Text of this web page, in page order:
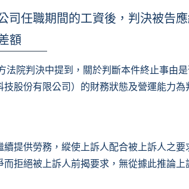
司任職期間的工資後，判決被告
額
院判決中提到，關於判斷本件終止事由
股份有限公司）的財務狀態及營運能力為
提供勞務，縱使上訴人配合被上訴人之要
拒絕被上訴人前揭要求，無從據此推論上